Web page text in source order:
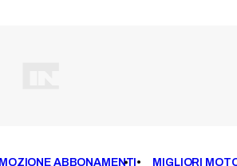
ABBONAMENTI MIGLIORI